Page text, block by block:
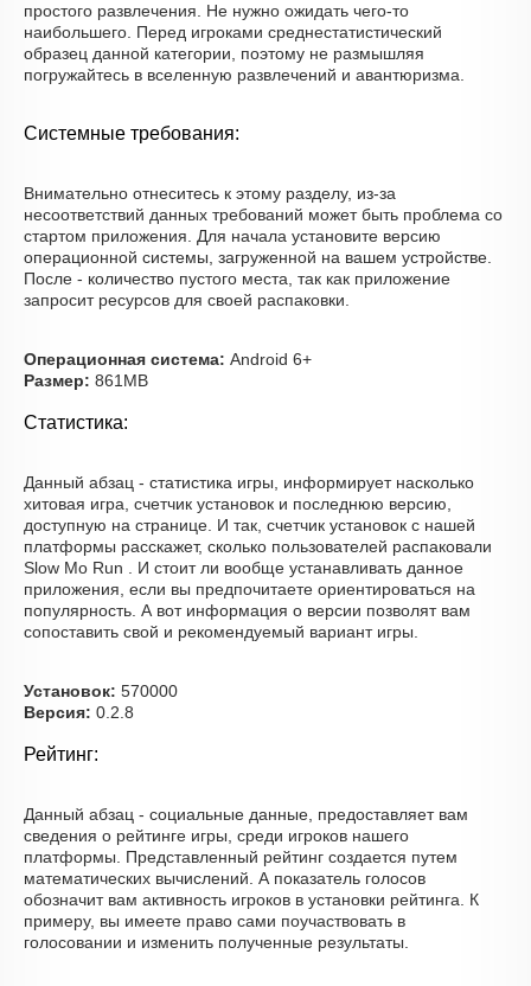
простого развлечения. Не нужно ожидать чего-то
наибольшего. Перед игроками среднестатистический
образец данной категории, поэтому не размышляя
погружайтесь в вселенную развлечений и авантюризма.
Системные требования:
Внимательно отнеситесь к этому разделу, из-за
несоответствий данных требований может быть проблема со
стартом приложения. Для начала установите версию
операционной системы, загруженной на вашем устройстве.
После - количество пустого места, так как приложение
запросит ресурсов для своей распаковки.
Операционная система: Android 6+
Размер: 861MB
Статистика:
Данный абзац - статистика игры, информирует насколько
хитовая игра, счетчик установок и последнюю версию,
доступную на странице. И так, счетчик установок с нашей
платформы расскажет, сколько пользователей распаковали
Slow Mo Run . И стоит ли вообще устанавливать данное
приложения, если вы предпочитаете ориентироваться на
популярность. А вот информация о версии позволят вам
сопоставить свой и рекомендуемый вариант игры.
Установок: 570000
Версия: 0.2.8
Рейтинг:
Данный абзац - социальные данные, предоставляет вам
сведения о рейтинге игры, среди игроков нашего
платформы. Представленный рейтинг создается путем
математических вычислений. А показатель голосов
обозначит вам активность игроков в установки рейтинга. К
примеру, вы имеете право сами поучаствовать в
голосовании и изменить полученные результаты.